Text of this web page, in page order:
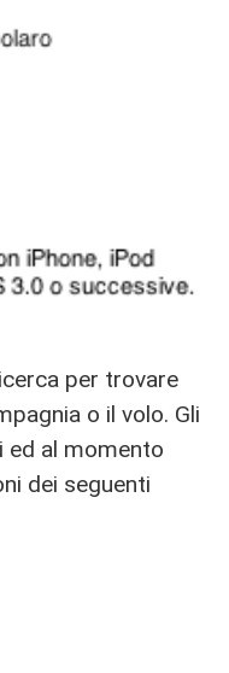
per trovare
o il volo. Gli
ed al momento
dei seguenti